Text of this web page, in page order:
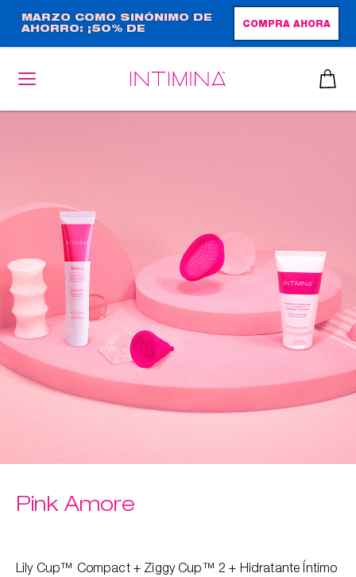
contenido
principal
MARZO COMO SINÓNIMO DE
AHORRO: ¡50% DE
TAMAÑO NORMAL!
COMPRA AHORA
Pink Amore
Lily Cup™ Compact + Ziggy Cup™ 2 + Hidratante Íntimo